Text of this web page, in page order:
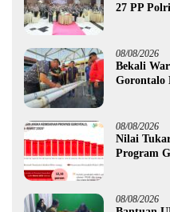
27 PP
08/08/2026
Bekali
Gorontalo
08/08/2026
Nilai
Program
08/08/2026